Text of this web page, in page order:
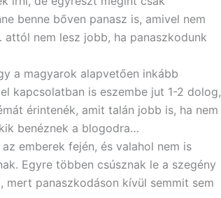
benne bőven panasz is, amivel nem
nem lesz jobb, ha panaszkodunk
a magyarok alapvetően inkább
kapcsolatban is eszembe jut 1-2 dolog,
érintenék, amit talán jobb is, ha nem
benéznek a blogodra…
emberek fején, és valahol nem is
Egyre többen csúsznak le a szegény
panaszkodáson kívül semmit sem